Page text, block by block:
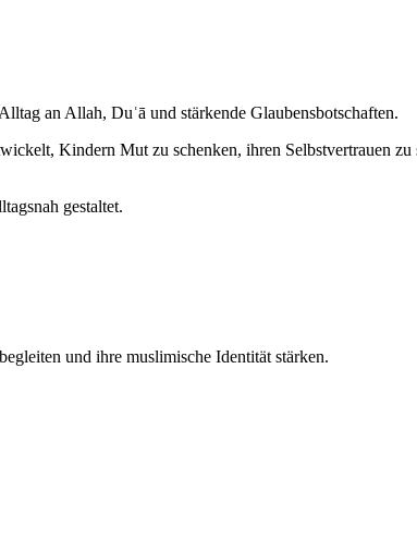
an Allah, Duʿā und stärkende Glaubensbotschaften.
Kindern Mut zu schenken, ihren Selbstvertrauen zu
gestaltet.
und ihre muslimische Identität stärken.